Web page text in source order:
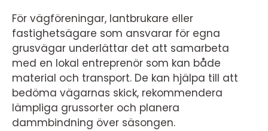
För vägföreningar, lantbrukare eller
fastighetsägare som ansvarar för egna
grusvägar underlättar det att samarbeta
med en lokal entreprenör som kan både
material och transport. De kan hjälpa till att
bedöma vägarnas skick, rekommendera
lämpliga grussorter och planera
dammbindning över säsongen.